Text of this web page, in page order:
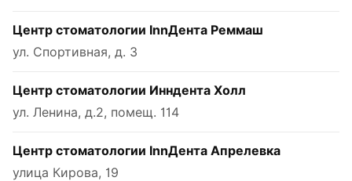
Центр стоматологии InnДента Реммаш
ул. Спортивная, д. 3
Центр стоматологии Инндента Холл
ул. Ленина, д.2, помещ. 114
Центр стоматологии InnДента Апрелевка
улица Кирова, 19